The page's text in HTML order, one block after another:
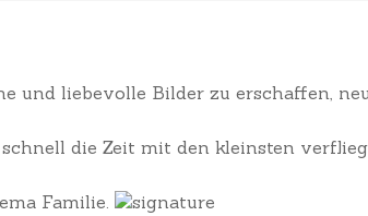
und liebevolle Bilder zu erschaffen,
die Zeit mit den kleinsten
Familie.